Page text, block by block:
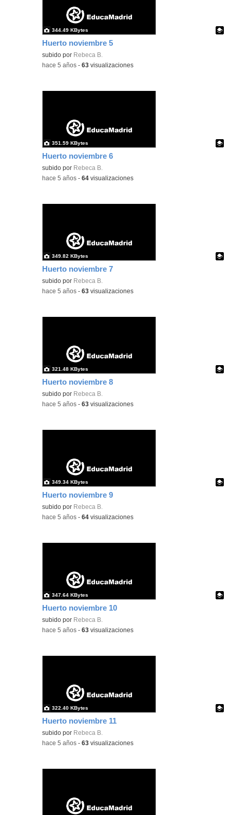
Huerto noviembre 5
Contenido educativo.
subido por Rebeca B.
344.49 KBytes
-hace 5 años -63 visualizaciones
Huerto noviembre 6
Contenido educativo.
subido por Rebeca B.
351.59 KBytes
-hace 5 años -64 visualizaciones
Huerto noviembre 7
Contenido educativo.
subido por Rebeca B.
349.82 KBytes
-hace 5 años -63 visualizaciones
Huerto noviembre 8
Contenido educativo.
subido por Rebeca B.
321.48 KBytes
-hace 5 años -63 visualizaciones
Huerto noviembre 9
Contenido educativo.
subido por Rebeca B.
349.34 KBytes
-hace 5 años -64 visualizaciones
Huerto noviembre 10
Contenido educativo.
subido por Rebeca B.
347.64 KBytes
-hace 5 años -63 visualizaciones
Huerto noviembre 11
Contenido educativo.
subido por Rebeca B.
322.40 KBytes
-hace 5 años -63 visualizaciones